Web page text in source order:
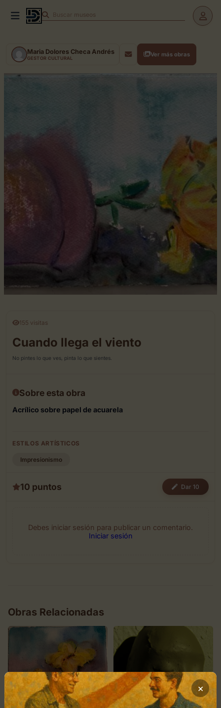
Buscar museos
Maria Dolores Checa Andrés
GESTOR CULTURAL
Ver más obras
155 visitas
Cuando llega el viento
No pintes lo que ves, pinta lo que sientes.
Sobre esta obra
Acrílico sobre papel de acuarela
ESTILOS ARTÍSTICOS
Impresionismo
10 puntos Dar 10
Debes iniciar sesión para publicar un comentario.
Iniciar sesión
Obras Relacionadas
×